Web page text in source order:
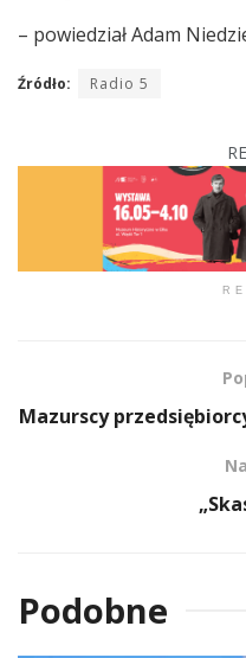
– powiedział Adam
Źródło: Radio 5
Mazurscy
Podobne